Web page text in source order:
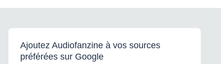
Ajoutez Audiofanzine à vos sources
préférées sur Google